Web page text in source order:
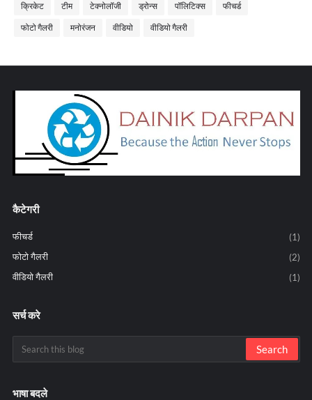
क्रिकेट टीम टेक्नोलॉजी ड्रोन्स पॉलिटिक्स फीचर्ड
फोटो गैलरी मनोरंजन वीडियो वीडियो गैलरी
कैटेगरी
फीचर्ड
(1)
फोटो गैलरी
(2)
वीडियो गैलरी
(1)
सर्च करे
भाषा बदले